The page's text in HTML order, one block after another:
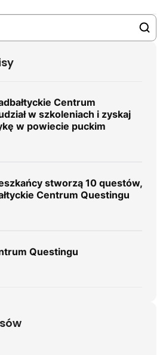
Centrum
w szkoleniach i zyskaj
w powiecie puckim
stworzą 10 questów,
Centrum Questingu
Questingu